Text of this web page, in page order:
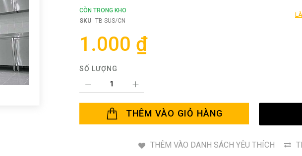
CÒN TRONG KHO
SKU TB-SUS/CN
1.000 ₫
SỐ LƯỢNG
THÊM VÀO GIỎ HÀNG
THÊM VÀO DANH SÁCH YÊU THÍCH